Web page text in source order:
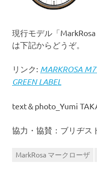
現行モデル「
は下記からどうぞ。
リンク: MARKROSA
GREEN LABEL
text＆photo_Yumi
協力・協賛：ブリヂス
MarkRosa マークローザ